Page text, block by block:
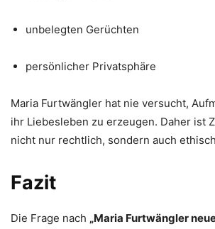
unbelegten Gerüchten
persönlicher Privatsphäre
Maria Furtwängler hat nie versucht,
ihr Liebesleben zu erzeugen. Daher ist
nicht nur rechtlich, sondern auch
Fazit
Die Frage nach „Maria Furtwängler